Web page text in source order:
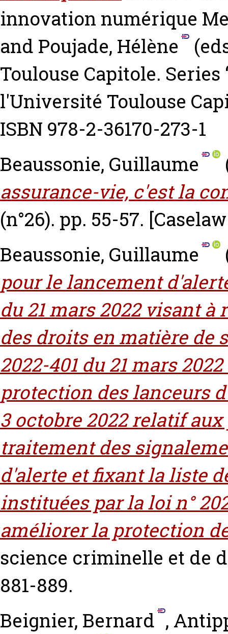
innovation numérique
and Poujade, Hélène
Toulouse Capitole.
l'Université Toulouse
ISBN 978-2-36170-273-1
Beaussonie, Guillaume
assurance-vie, c'est la
(n°26). pp. 55-57.
Beaussonie, Guillaume
pour le lancement
du 21 mars 2022 visant
des droits en matière de
2022-401 du 21 mars
protection des lanceurs
3 octobre 2022 relatif
traitement des
d'alerte et fixant la liste
instituées par la loi n°
améliorer la protection
science criminelle et de
881-889.
Beignier, Bernard ,